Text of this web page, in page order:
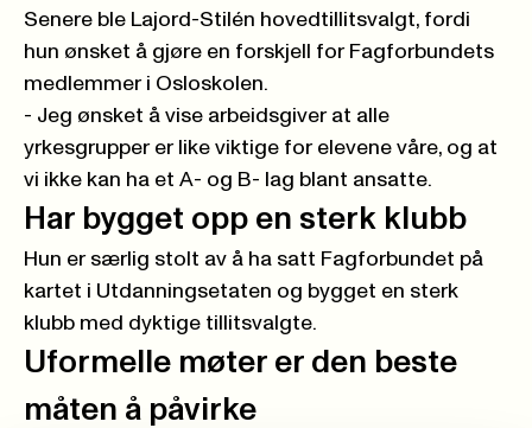
Senere ble Lajord-Stilén hovedtillitsvalgt, fordi
hun ønsket å gjøre en forskjell for Fagforbundets
medlemmer i Osloskolen.
- Jeg ønsket å vise arbeidsgiver at alle
yrkesgrupper er like viktige for elevene våre, og at
vi ikke kan ha et A- og B- lag blant ansatte.
Har bygget opp en sterk klubb
Hun er særlig stolt av å ha satt Fagforbundet på
kartet i Utdanningsetaten og bygget en sterk
klubb med dyktige tillitsvalgte.
Uformelle møter er den beste
måten å påvirke